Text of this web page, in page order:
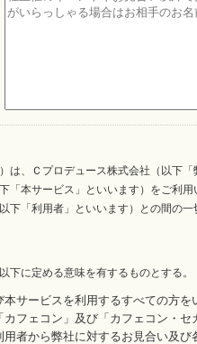
は、Ｃプロデュース株式会社（以下
「本サービス」といいます）をご利
下「利用者」といいます）との間の
下に定める意味を有するものとする。
サービスを利用するすべての方を
カフェコン」及び「カフェコン・
用者から弊社に対するお見合い及